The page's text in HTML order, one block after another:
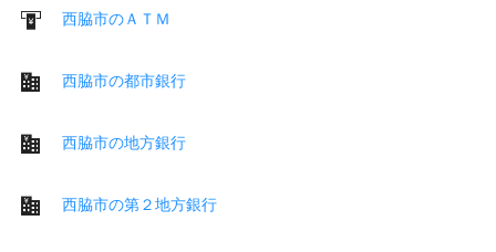
西脇市のＡＴＭ
西脇市の都市銀行
西脇市の地方銀行
西脇市の第２地方銀行